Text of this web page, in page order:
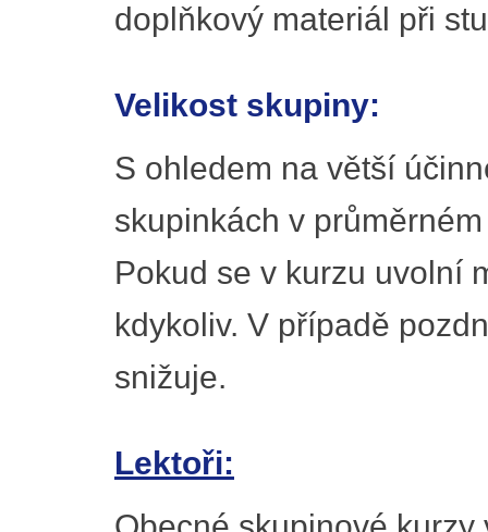
doplňkový materiál při
Velikost skupiny:
S ohledem na větší
skupinkách v
Pokud se v kurzu uvolní
kdykoliv. V případě
snižuje.
Lektoři: